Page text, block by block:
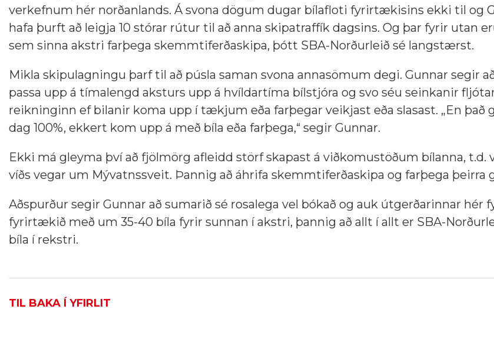
verkefnum hér norðanlands. Á svona dögum dugar bílafloti fyrirtækisins ekki til og
hafa þurft að leigja 10 stórar rútur til að anna skipatraffík dagsins. Og þar fyrir utan
sem sinna akstri farþega skemmtiferðaskipa, þótt SBA-Norðurleið sé langstærst.
Mikla skipulagningu þarf til að púsla saman svona annasömum degi. Gunnar segir
passa upp á tímalengd aksturs upp á hvíldartíma bílstjóra og svo séu seinkanir
reikninginn ef bilanir koma upp í tækjum eða farþegar veikjast eða slasast. „En það
dag 100%, ekkert kom upp á með bíla eða farþega,“ segir Gunnar.
Ekki má gleyma því að fjölmörg afleidd störf skapast á viðkomustöðum bílanna, t.d.
víðs vegar um Mývatnssveit. Þannig að áhrifa skemmtiferðaskipa og farþega þeirra
Aðspurður segir Gunnar að sumarið sé rosalega vel bókað og auk útgerðarinnar hér
fyrirtækið með um 35-40 bíla fyrir sunnan í akstri, þannig að allt í allt er SBA-
bíla í rekstri.
TIL BAKA Í YFIRLIT